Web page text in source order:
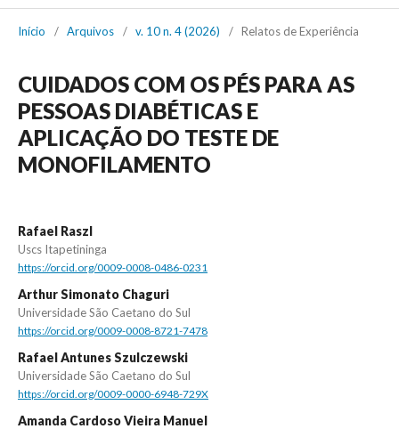
Início / Arquivos / v. 10 n. 4 (2026) / Relatos de Experiência
CUIDADOS COM OS PÉS PARA AS
PESSOAS DIABÉTICAS E
APLICAÇÃO DO TESTE DE
MONOFILAMENTO
Rafael Raszl
Uscs Itapetininga
https://orcid.org/0009-0008-0486-0231
Arthur Simonato Chaguri
Universidade São Caetano do Sul
https://orcid.org/0009-0008-8721-7478
Rafael Antunes Szulczewski
Universidade São Caetano do Sul
https://orcid.org/0009-0000-6948-729X
Amanda Cardoso Vieira Manuel